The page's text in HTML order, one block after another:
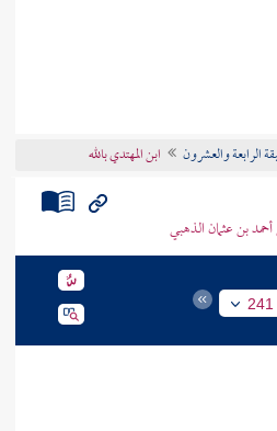
الرابعة والعشرون ابن المهتدي بالله
بن عثمان الذهبي
241